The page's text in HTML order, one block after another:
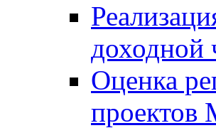
доходной
Оценка